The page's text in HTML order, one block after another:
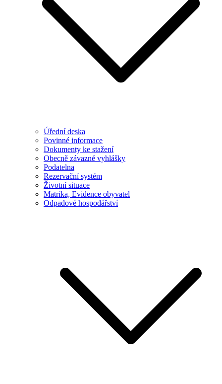
Úřední deska
Povinné informace
Dokumenty ke stažení
Obecně závazné vyhlášky
Podatelna
Rezervační systém
Životní situace
Matrika, Evidence obyvatel
Odpadové hospodářství